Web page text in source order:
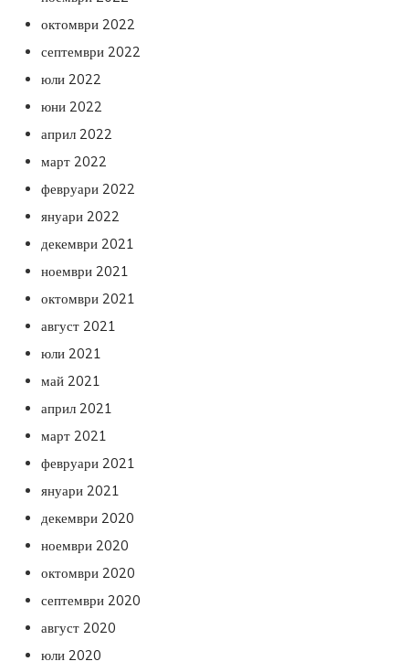
октомври 2022
септември 2022
юли 2022
юни 2022
април 2022
март 2022
февруари 2022
януари 2022
декември 2021
ноември 2021
октомври 2021
август 2021
юли 2021
май 2021
април 2021
март 2021
февруари 2021
януари 2021
декември 2020
ноември 2020
октомври 2020
септември 2020
август 2020
юли 2020